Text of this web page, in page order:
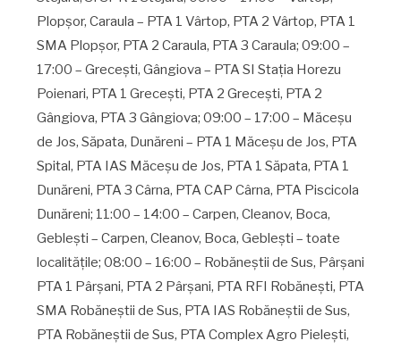
Plopşor, Caraula – PTA 1 Vârtop, PTA 2 Vârtop, PTA 1
SMA Plopşor, PTA 2 Caraula, PTA 3 Caraula; 09:00 –
17:00 – Greceşti, Gângiova – PTA SI Staţia Horezu
Poienari, PTA 1 Greceşti, PTA 2 Greceşti, PTA 2
Gângiova, PTA 3 Gângiova; 09:00 – 17:00 – Măceşu
de Jos, Săpata, Dunăreni – PTA 1 Măceşu de Jos, PTA
Spital, PTA IAS Măceşu de Jos, PTA 1 Săpata, PTA 1
Dunăreni, PTA 3 Cârna, PTA CAP Cârna, PTA Piscicola
Dunăreni; 11:00 – 14:00 – Carpen, Cleanov, Boca,
Gebleşti – Carpen, Cleanov, Boca, Gebleşti – toate
localităţile; 08:00 – 16:00 – Robăneştii de Sus, Pârşani
PTA 1 Pârşani, PTA 2 Pârşani, PTA RFI Robăneşti, PTA
SMA Robăneştii de Sus, PTA IAS Robăneştii de Sus,
PTA Robăneştii de Sus, PTA Complex Agro Pieleşti,